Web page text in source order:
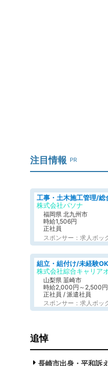
注目情報 PR
株式会社パソナ
福岡県 北九州市
時給1,506円
正社員
スポンサー：求人ボッ
株式会社綜合キャリア
山梨県 韮崎市
時給2,000円～2,500円
正社員 / 派遣社員
スポンサー：求人ボッ
追悼
長崎市出身・平和訴